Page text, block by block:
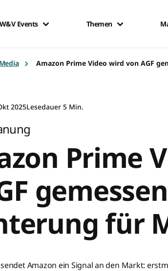
W&V Events Themen
Media Amazon Prime Video wird von AGF
2025Lesedauer 5 Min.
Prime
für
Amazon ein Signal an den Markt: